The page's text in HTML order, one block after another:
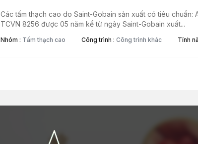
Các tấm thạch cao do Saint-Gobain sản xuất có tiêu chuẩn:
TCVN 8256 được 05 năm kể từ ngày Saint-Gobain xuất...
Nhóm : Tấm thạch cao Công trình :Công trình khác Tính